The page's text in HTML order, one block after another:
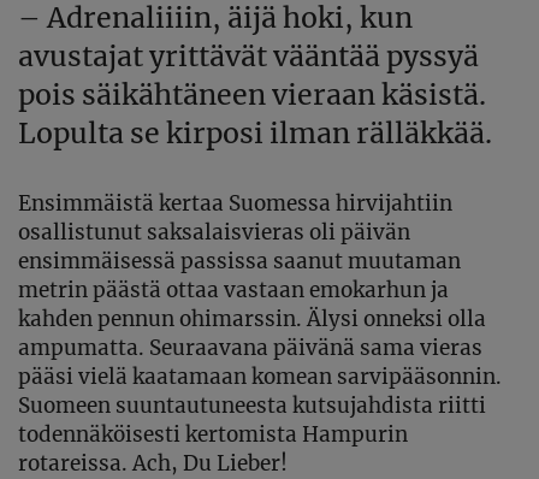
– Adrenaliiiin, äijä hoki, kun
avustajat yrittävät vääntää pyssyä
pois säikähtäneen vieraan käsistä.
Lopulta se kirposi ilman rälläkkää.
Ensimmäistä kertaa Suomessa hirvijahtiin
osallistunut saksalaisvieras oli päivän
ensimmäisessä passissa saanut muutaman
metrin päästä ottaa vastaan emokarhun ja
kahden pennun ohimarssin. Älysi onneksi olla
ampumatta. Seuraavana päivänä sama vieras
pääsi vielä kaatamaan komean sarvipääsonnin.
Suomeen suuntautuneesta kutsujahdista riitti
todennäköisesti kertomista Hampurin
rotareissa. Ach, Du Lieber!